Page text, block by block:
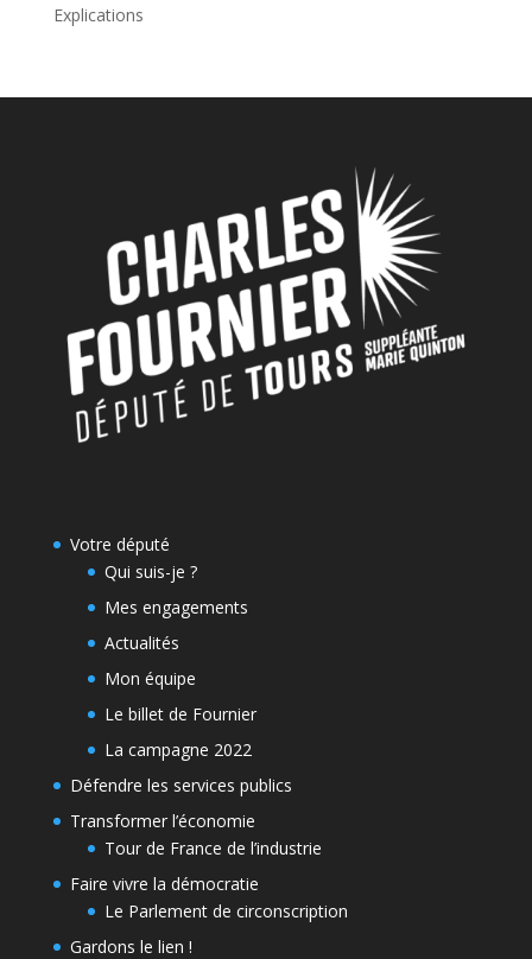
Explications
Votre député
Qui suis-je ?
Mes engagements
Actualités
Mon équipe
Le billet de Fournier
La campagne 2022
Défendre les services publics
Transformer l’économie
Tour de France de l’industrie
Faire vivre la démocratie
Le Parlement de circonscription
Gardons le lien !